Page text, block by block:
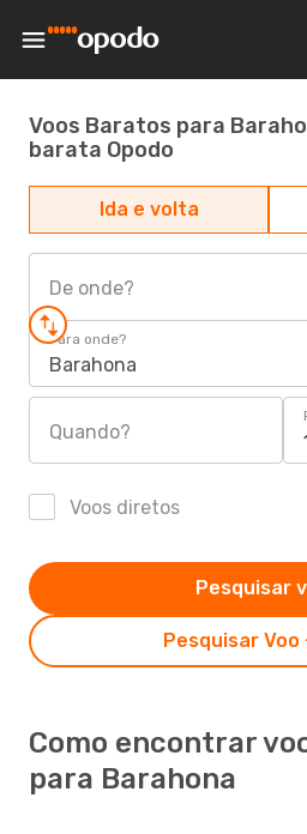
Voos Baratos para
barata Opodo
Ida e volta
De onde?
Para onde?
Barahona
Quando?
Voos diretos
Pesquisar Voo
Pesquisar
Como encontrar
para Barahona